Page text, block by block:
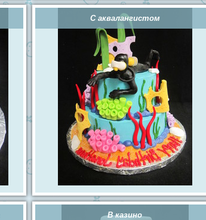
С аквалангистом
В казино